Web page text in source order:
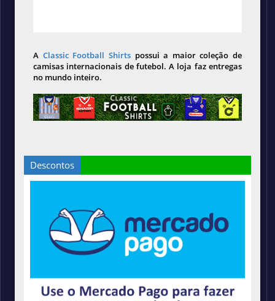
A Classic Football Shirts possui a maior coleção de
camisas internacionais de futebol. A loja faz entregas
no mundo inteiro.
Descontos